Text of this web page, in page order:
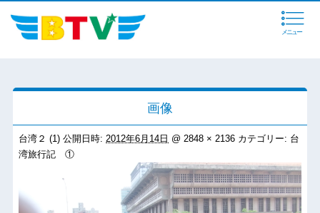
メニュー
画像
台湾２ (1)公開日時: 2012年6月14日 @2848 × 2136 カテゴリー: 台
湾旅行記 ①